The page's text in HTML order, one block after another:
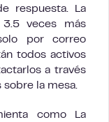
respuesta. La
veces más
por correo
todos activos
a través
sobre la mesa.
como La